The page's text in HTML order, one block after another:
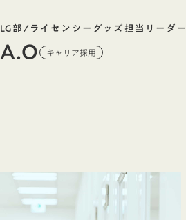
LG部/ライセンシーグッズ担当リーダー
A.O キャリア採用